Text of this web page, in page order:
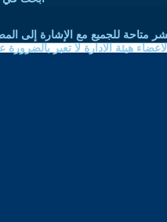
متاحة للجميع مع الإشارة إلى
هيئة الادارة لا تعبر